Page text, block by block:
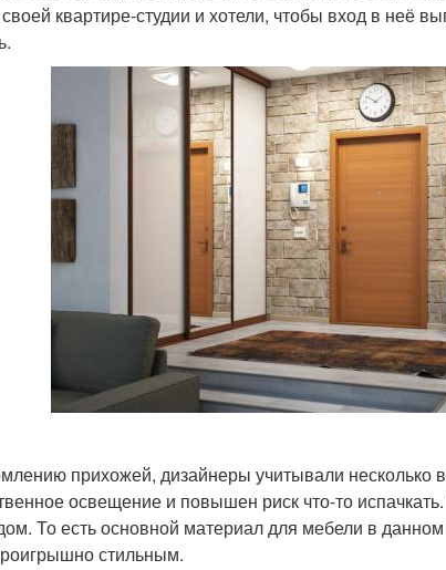
квартире-студии и хотели, чтобы вход в неё
прихожей, дизайнеры учитывали несколько
освещение и повышен риск что-то
То есть основной материал для мебели в
стильным.